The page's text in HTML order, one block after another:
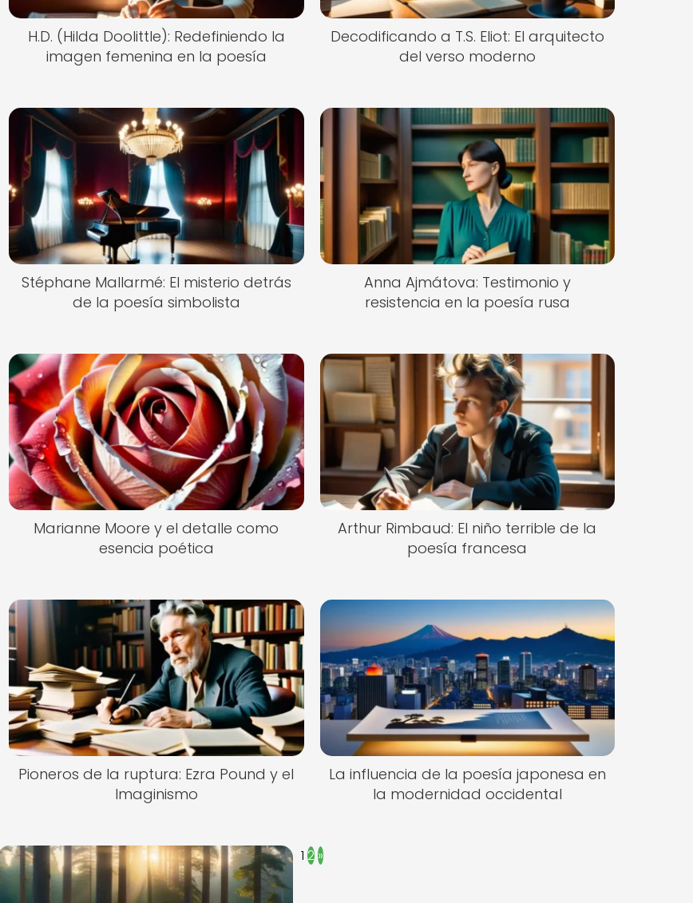
H.D. (Hilda Doolittle): Redefiniendo la
imagen femenina en la poesía
Decodificando a T.S. Eliot: El arquitecto
del verso moderno
Stéphane Mallarmé: El misterio detrás
de la poesía simbolista
Anna Ajmátova: Testimonio y
resistencia en la poesía rusa
Marianne Moore y el detalle como
esencia poética
Arthur Rimbaud: El niño terrible de la
poesía francesa
Pioneros de la ruptura: Ezra Pound y el
Imaginismo
La influencia de la poesía japonesa en
la modernidad occidental
1 2»